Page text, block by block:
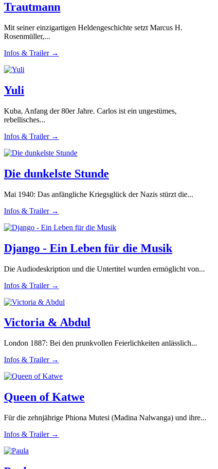
Trautmann
Mit seiner einzigartigen Heldengeschichte setzt Marcus H.
Rosenmüller,...
Infos & Trailer →
Yuli
Kuba, Anfang der 80er Jahre. Carlos ist ein ungestümes,
rebellisches...
Infos & Trailer →
Die dunkelste Stunde
Mai 1940: Das anfängliche Kriegsglück der Nazis stürzt die...
Infos & Trailer →
Django - Ein Leben für die Musik
Die Audiodeskription und die Untertitel wurden ermöglicht von...
Infos & Trailer →
Victoria & Abdul
London 1887: Bei den prunkvollen Feierlichkeiten anlässlich...
Infos & Trailer →
Queen of Katwe
Für die zehnjährige Phiona Mutesi (Madina Nalwanga) und ihre...
Infos & Trailer →